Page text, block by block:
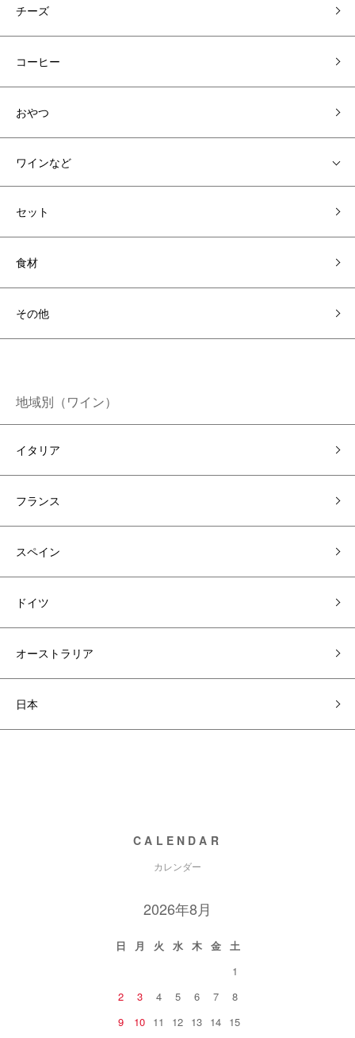
チーズ
コーヒー
おやつ
ワインなど
セット
食材
その他
地域別（ワイン）
イタリア
フランス
スペイン
ドイツ
オーストラリア
日本
CALENDAR
カレンダー
2026年8月
日 月 火 水 木 金
土
1
2
3 4 5 6 7
8
9
10 11 12 13 14 15